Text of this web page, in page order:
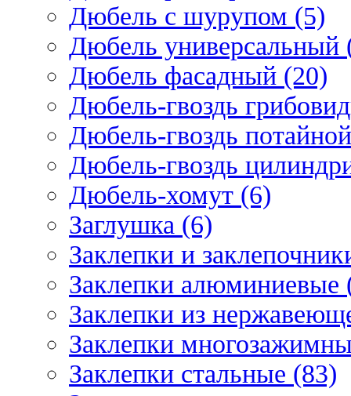
Дюбель с шурупом (5)
Дюбель универсальный
Дюбель фасадный (20)
Дюбель-гвоздь
Дюбель-гвоздь
Дюбель-гвоздь
Дюбель-хомут (6)
Заглушка (6)
Заклепки и
Заклепки алюминиевые
Заклепки из
Заклепки
Заклепки стальные (83)